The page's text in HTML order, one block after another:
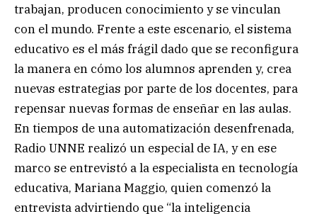
trabajan, producen conocimiento y se vinculan
con el mundo. Frente a este escenario, el sistema
educativo es el más frágil dado que se reconfigura
la manera en cómo los alumnos aprenden y, crea
nuevas estrategias por parte de los docentes, para
repensar nuevas formas de enseñar en las aulas.
En tiempos de una automatización desenfrenada,
Radio UNNE realizó un especial de IA, y en ese
marco se entrevistó a la especialista en tecnología
educativa, Mariana Maggio, quien comenzó la
entrevista advirtiendo que “la inteligencia